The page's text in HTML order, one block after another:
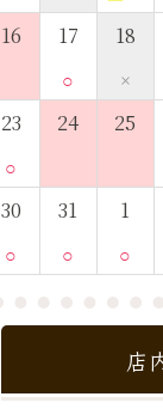
16 17
○
18
×
23
○
24 25
30
○
31
○
1
○
店